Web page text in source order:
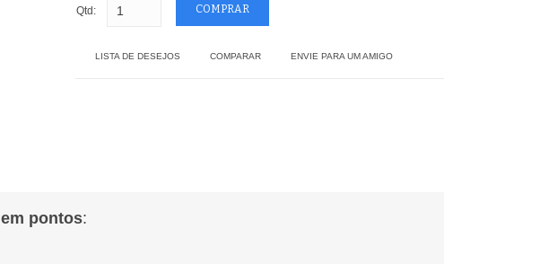
Qtd:
LISTA DE DESEJOS COMPARAR ENVIE PARA UM AMIGO
em pontos: